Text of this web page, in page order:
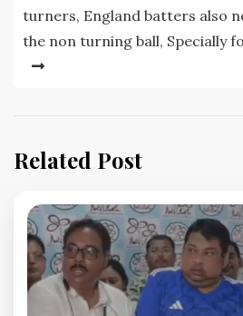
turners, England batters also
the non turning ball, Specially
Related Post